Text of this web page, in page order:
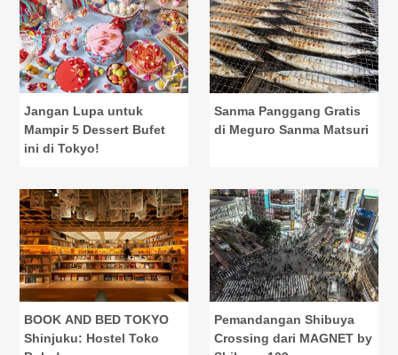
Jangan Lupa untuk
Mampir 5 Dessert Bufet
ini di Tokyo!
Sanma Panggang Gratis
di Meguro Sanma Matsuri
BOOK AND BED TOKYO
Shinjuku: Hostel Toko
Pemandangan Shibuya
Crossing dari MAGNET by